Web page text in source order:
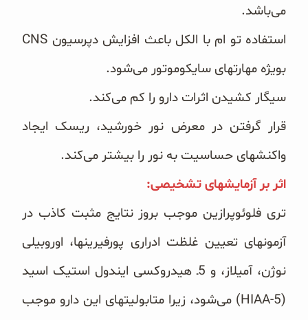
می‌باشد.
بویژه مهارتهای سایکوموتور می‌شود.
سیگار کشیدن اثرات دارو را کم می‌کند.
قرار گرفتن در معرض نور خورشید، ریسک ایجاد
واکنشهای حساسیت به نور را بیشتر می‌کند. ‏
اثر بر آزمایشهای تشخیصی:‏
‏تری فلوئوپرازین موجب بروز نتایج مثبت کاذب در
آزمونهای تعیین غلظت ادراری پورفیرینها، اوروبیلی
نوژن، آمیلاز، و ‏‏5ـ هیدروکسی ایندول استیک اسید
(5-‏HIAA‏) می‌شود، زیرا متابولیتهای این دارو موجب